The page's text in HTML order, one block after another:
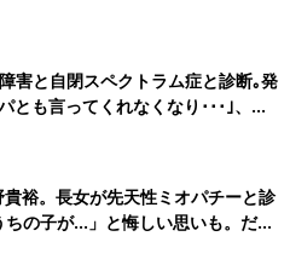
プ効果も期待できます。ボトム
しても役立つので、1枚は持っ
も◎「ミニT 」
害と自閉スペクトラム症と診断｡発
とも言ってくれなくなり･･･｣、元
田優介
裕。長女が先天性ミオパチーと診
の子が…」と悔しい思いも。だか
を全力で楽しみたい